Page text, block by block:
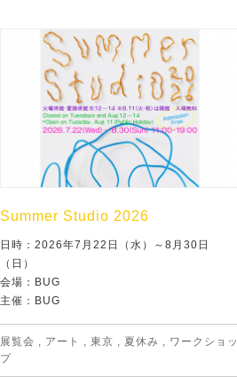
Summer Studio 2026
日時：2026年7月22日（水）～8月30日
（日）
会場：BUG
主催：BUG
展覧会 アート 東京 夏休み
ワークショッ
プ